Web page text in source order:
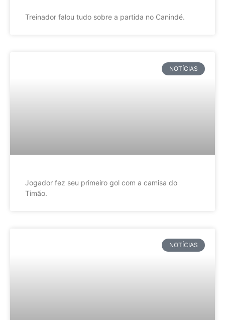
Treinador falou tudo sobre a partida no Canindé.
NOTÍCIAS
Jogador fez seu primeiro gol com a camisa do
Timão.
NOTÍCIAS